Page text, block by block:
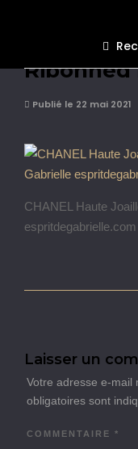
CHANEL
Ribonned
Publié le 22 mai 2021
CHANEL Haute
espritdegabrielle.com
Laisser un
Votre adresse e-mail
obligatoires sont
COMMENTAIRE *